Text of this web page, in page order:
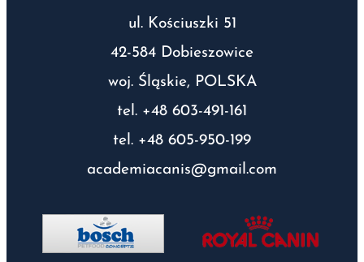
ul. Kościuszki 51
42-584 Dobieszowice
woj. Śląskie, POLSKA
tel. +48 603-491-161
tel. +48 605-950-199
academiacanis@gmail.com